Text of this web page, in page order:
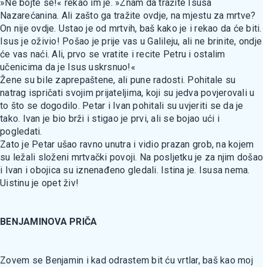
»Ne bojte se!« rekao im je. »Znam da tražite Isusa
Nazarećanina. Ali zašto ga tražite ovdje, na mjestu za mrtve?
On nije ovdje. Ustao je od mrtvih, baš kako je i rekao da će biti.
Isus je oživio! Pošao je prije vas u Galileju, ali ne brinite, ondje
će vas naći. Ali, prvo se vratite i recite Petru i ostalim
učenicima da je Isus uskrsnuo!«
Žene su bile zaprepaštene, ali pune radosti. Pohitale su
natrag ispričati svojim prijateljima, koji su jedva povjerovali u
to što se dogodilo. Petar i Ivan pohitali su uvjeriti se da je
tako. Ivan je bio brži i stigao je prvi, ali se bojao ući i
pogledati.
Zato je Petar ušao ravno unutra i vidio prazan grob, na kojem
su ležali složeni mrtvački povoji. Na posljetku je za njim došao
i Ivan i obojica su iznenađeno gledali. Istina je. Isusa nema.
Uistinu je opet živ!
BENJAMINOVA PRIČA
Zovem se Benjamin i kad odrastem bit ću vrtlar, baš kao moj